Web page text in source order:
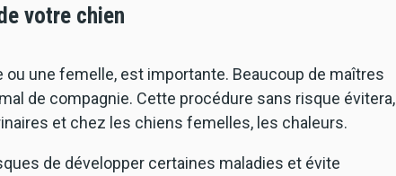
votre chien
une femelle, est importante. Beaucoup de maîtres
de compagnie. Cette procédure sans risque évitera,
et chez les chiens femelles, les chaleurs.
de développer certaines maladies et évite